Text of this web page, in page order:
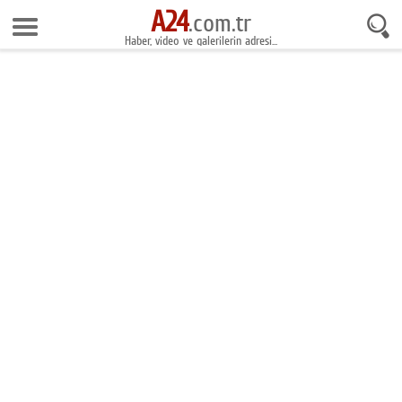
7 Ağustos 2026 22:22:38
Anasayfa
A24.com.tr
Haber, video ve galerilerin adresi...